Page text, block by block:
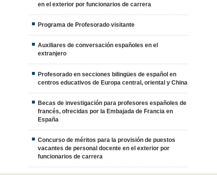
en el exterior por funcionarios de carrera
Programa de Profesorado visitante
Auxiliares de conversación españoles en el
extranjero
Profesorado en secciones bilingües de español en
centros educativos de Europa central, oriental y China
Becas de investigación para profesores españoles de
francés, ofrecidas por la Embajada de Francia en
España
Concurso de méritos para la provisión de puestos
vacantes de personal docente en el exterior por
funcionarios de carrera